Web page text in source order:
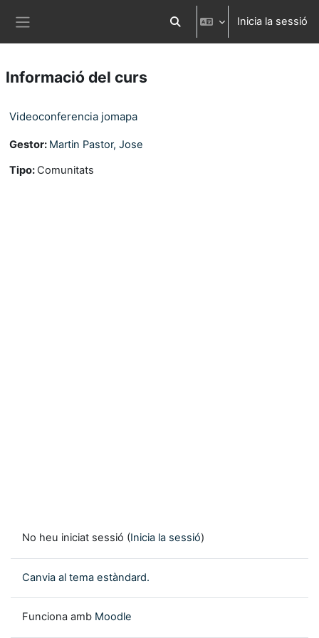
Commuta l'entrada de la cerca
Inicia la sessió
Informació del curs
Videoconferencia jomapa
Gestor: Martin Pastor, Jose
Tipo: Comunitats
No heu iniciat sessió (Inicia la sessió)
Canvia al tema estàndard.
Funciona amb Moodle